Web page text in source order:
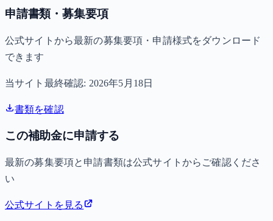
申請書類・募集要項
公式サイトから最新の募集要項・申請様式をダウンロード
できます
当サイト最終確認: 2026年5月18日
書類を確認
この補助金に申請する
最新の募集要項と申請書類は公式サイトからご確認くださ
い
公式サイトを見る